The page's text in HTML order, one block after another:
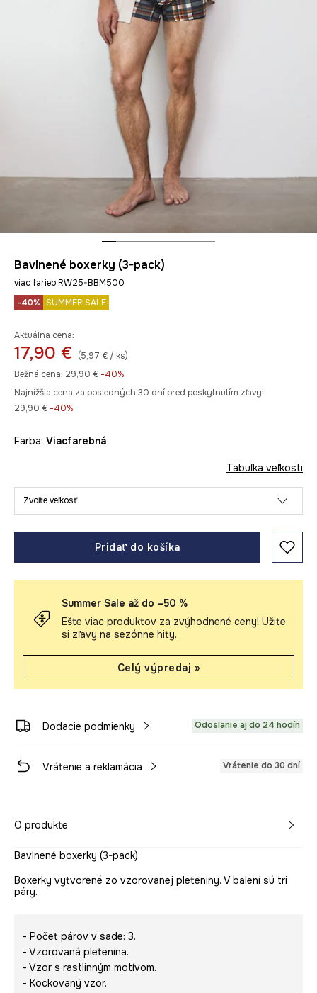
Bavlnené boxerky (3-pack)
viac farieb RW25-BBM500
-40% SUMMER SALE
Aktuálna cena:
17,90 €
(5,97 € / ks)
Bežná cena: 29,90 € -40%
Najnižšia cena za posledných 30 dní pred poskytnutím zľavy:
29,90 € -40%
Farba: viacfarebná
Tabuľka veľkosti
Zvoľte veľkosť
Pridať do košíka
Summer Sale až do –50 %
Ešte viac produktov za zvýhodnené ceny! Užite
si zľavy na sezónne hity.
Celý výpredaj »
Dodacie podmienky Odoslanie aj do 24 hodín
Vrátenie a reklamácia Vrátenie do 30 dní
O produkte
Bavlnené boxerky (3-pack)
Boxerky vytvorené zo vzorovanej pleteniny. V balení sú tri
páry.
- Počet párov v sade: 3.
- Vzorovaná pletenina.
- Vzor s rastlinným motívom.
- Kockovaný vzor.